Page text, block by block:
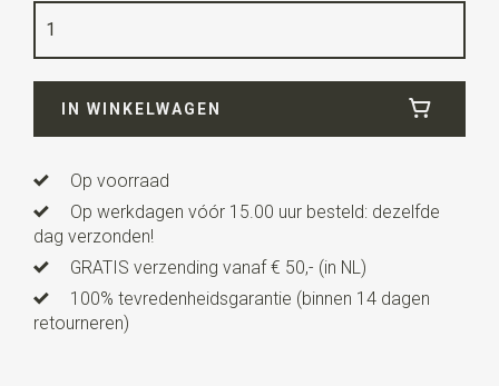
Kwaliteit
Lengte29 cm
elastieken bandje. Deze kinderstropdas is geschikt
voor kinderen van ca. 3 tot 6 jaar.
IN WINKELWAGEN
Op voorraad
Op werkdagen vóór 15.00 uur besteld: dezelfde
dag verzonden!
GRATIS verzending vanaf € 50,- (in NL)
100% tevredenheidsgarantie (binnen 14 dagen
retourneren)